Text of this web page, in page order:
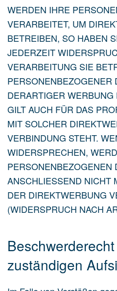
WERDEN IHRE
VERARBEITET, UM
BETREIBEN, SO HABEN
JEDERZEIT
VERARBEITUNG SIE
PERSONENBEZOGENER
DERARTIGER
GILT AUCH FÜR DAS
MIT SOLCHER
VERBINDUNG STEHT.
WIDERSPRECHEN,
PERSONENBEZOGENEN
ANSCHLIESSEND NICHT
DER DIREKTWERBUNG
(WIDERSPRUCH NACH
zuständigen